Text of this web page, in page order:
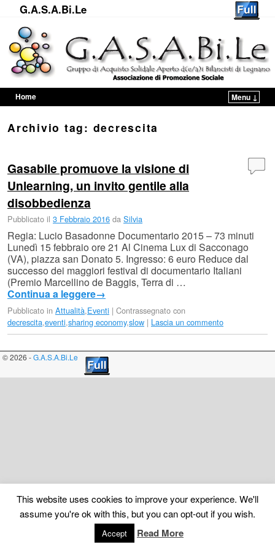
G.A.S.A.Bi.Le
Home
Menu ↓
Archivio tag: decrescita
Gasabile promuove la visione di
Unlearning, un invito gentile alla
disobbedienza
Pubblicato il 3 Febbraio 2016 da Silvia
Regia: Lucio Basadonne Documentario 2015 – 73 minuti
Lunedì 15 febbraio ore 21 Al Cinema Lux di Sacconago
(VA), piazza san Donato 5. Ingresso: 6 euro Reduce dal
successo dei maggiori festival di documentario Italiani
(Premio Marcellino de Baggis, Terra di …
Continua a leggere→
Pubblicato in Attualità,Eventi | Contrassegnato con
decrescita,eventi,sharing economy,slow | Lascia un commento
© 2026 -G.A.S.A.Bi.Le
This website uses cookies to improve your experience. We'll
assume you're ok with this, but you can opt-out if you wish.
Accept Read More